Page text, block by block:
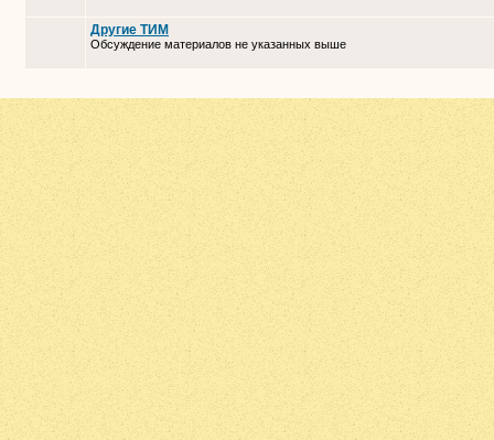
Другие ТИМ
Обсуждение материалов не указанных выше